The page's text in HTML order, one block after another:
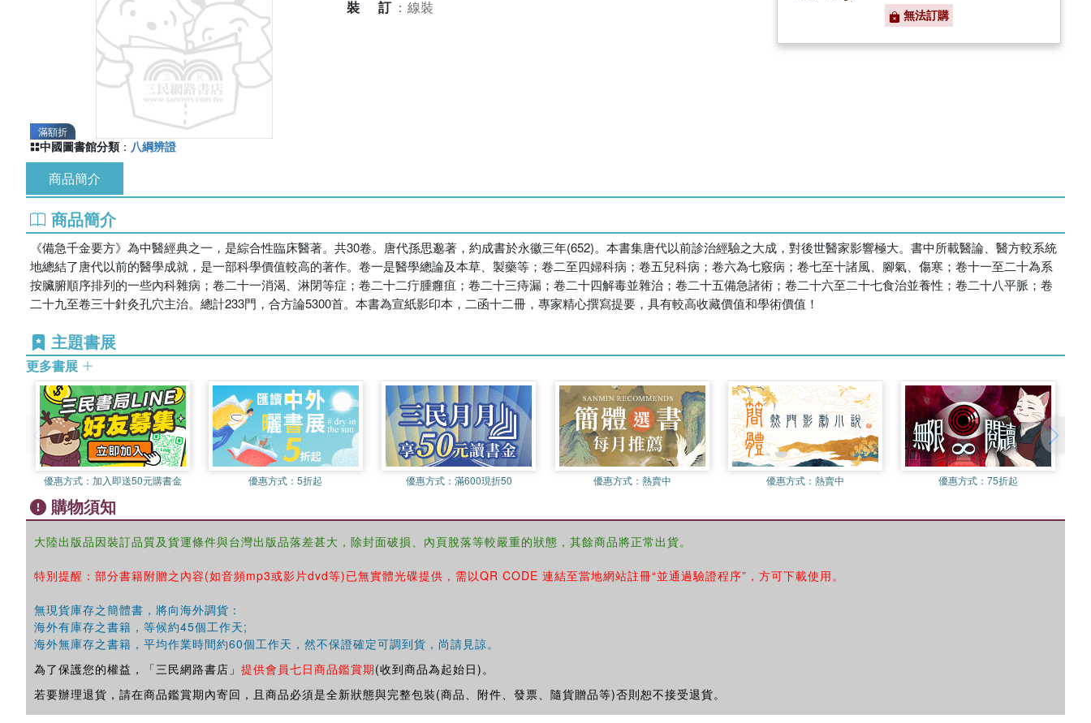
滿額折
裝訂 ： 線裝
無法訂購
中國圖書館分類 ： 八綱辨證
商品簡介
商品簡介
《備急千金要方》為中醫經典之一，是綜合性臨床醫著。共30卷。唐代孫思邈著，約成書於永徽三年(652)。本書集唐代以前診治經驗之大成，對後世醫家影響極大。書中所載醫論、醫方較系統
地總結了唐代以前的醫學成就，是一部科學價值較高的著作。卷一是醫學總論及本草、製藥等；卷二至四婦科病；卷五兒科病；卷六為七竅病；卷七至十諸風、腳氣、傷寒；卷十一至二十為系
按臟腑順序排列的一些內科雜病；卷二十一消渴、淋閉等症；卷二十二疔腫癰疽；卷二十三痔漏；卷二十四解毒並雜治；卷二十五備急諸術；卷二十六至二十七食治並養性；卷二十八平脈；卷
二十九至卷三十針灸孔穴主治。總計233門，合方論5300首。本書為宣紙影印本，二函十二冊，專家精心撰寫提要，具有較高收藏價值和學術價值！
主題書展
更多書展
優惠方式： 加入即送50元購書金 優惠方式：5折起 優惠方式： 滿600現折50 優惠方式： 熱賣中 優惠方式： 熱賣中 優惠方式：75折起
購物須知
大陸出版品因裝訂品質及貨運條件與台灣出版品落差甚大，除封面破損、內頁脫落等較嚴重的狀態，其餘商品將正常出貨。
特別提醒：部分書籍附贈之內容(如音頻mp3或影片dvd等)已無實體光碟提供，需以QR CODE 連結至當地網站註冊“並通過驗證程序”，方可下載使用。
無現貨庫存之簡體書，將向海外調貨：
海外有庫存之書籍，等候約45個工作天;
海外無庫存之書籍，平均作業時間約60個工作天，然不保證確定可調到貨，尚請見諒。
為了保護您的權益，「三民網路書店」 提供會員七日商品鑑賞期(收到商品為起始日)。
若要辦理退貨，請在商品鑑賞期內寄回，且商品必須是全新狀態與完整包裝(商品、附件、發票、隨貨贈品等)否則恕不接受退貨。